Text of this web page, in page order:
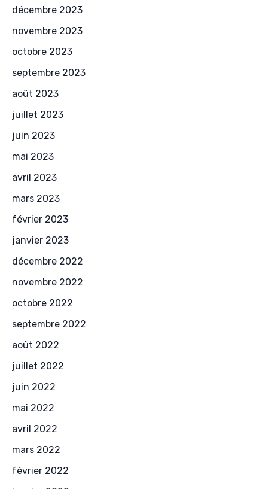
décembre 2023
novembre 2023
octobre 2023
septembre 2023
août 2023
juillet 2023
juin 2023
mai 2023
avril 2023
mars 2023
février 2023
janvier 2023
décembre 2022
novembre 2022
octobre 2022
septembre 2022
août 2022
juillet 2022
juin 2022
mai 2022
avril 2022
mars 2022
février 2022